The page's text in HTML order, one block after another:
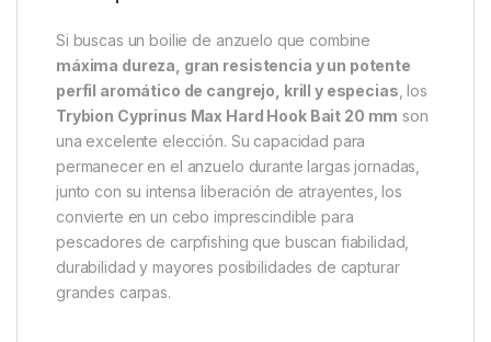
Cada bote contiene aproximadamente220 gramos
de boilies de anzuelo de20 mm, fabricados con
ingredientes de alta calidad y sometidos a un estricto
control para garantizar uniformidad, resistencia y un
rendimiento constante en cualquier escenario de
pesca.
La mejor elección para afrontar
cualquier sesión
Si buscas un boilie de anzuelo que combine